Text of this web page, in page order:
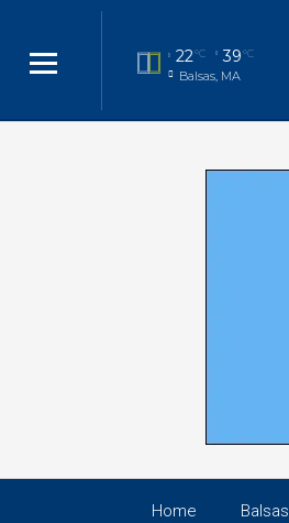
22°C 39°C
Balsas, MA
Home Balsas